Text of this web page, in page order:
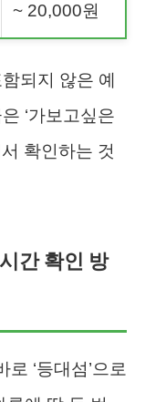
~ 20,000원
되지 않은 예
‘가보고싶은
확인하는 것
간 확인 방
‘등대섬’으로